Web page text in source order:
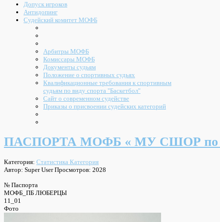
Допуск игроков
Антидопинг
Судейский комитет МОФБ
Арбитры МОФБ
Комиссары МОФБ
Документы судьям
Положение о спортивных судьях
Квалификационные требования к спортивным
судьям по виду спорта "Баскетбол"
Сайт о современном судействе
Приказы о присвоении судейских категорий
ПАСПОРТА МОФБ « МУ СШОР по
Категория: Статистика Категория
Автор: Super UserПросмотров: 2028
№ Паспорта
МОФБ_ПБ ЛЮБЕРЦЫ
11_01
Фото